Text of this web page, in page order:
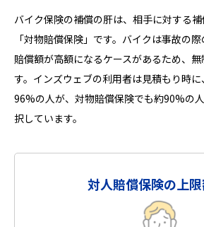
バイク保険の補償の肝は、相手に対する補
「対物賠償保険」です。バイクは事故の際
賠償額が高額になるケースがあるため、
す。インズウェブの利用者は見積もり時
96%の人が、対物賠償保険でも約90%の
択しています。
対人賠償保険の上